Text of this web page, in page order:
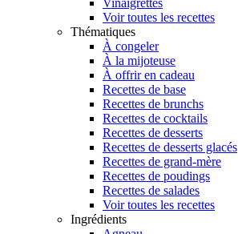
Vinaigrettes
Voir toutes les recettes
Thématiques
À congeler
À la mijoteuse
À offrir en cadeau
Recettes de base
Recettes de brunchs
Recettes de cocktails
Recettes de desserts
Recettes de desserts glacés
Recettes de grand-mère
Recettes de poudings
Recettes de salades
Voir toutes les recettes
Ingrédients